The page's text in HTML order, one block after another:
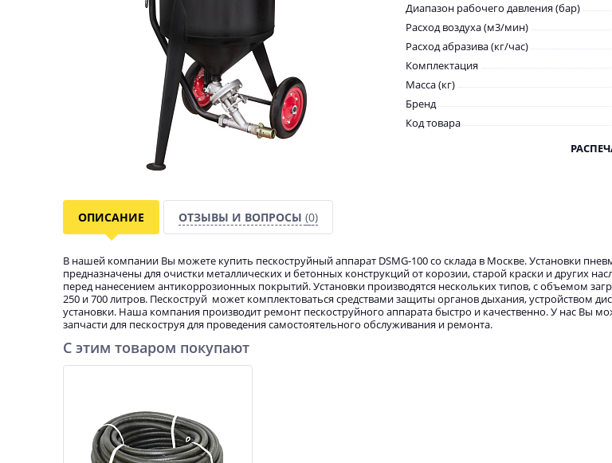
Диапазон рабочего давления (бар)
Расход воздуха (м3/мин)
Расход абразива (кг/час)
Комплектация
Масса (кг)
Бренд
Код товара
ОПИСАНИЕ ОТЗЫВЫ И ВОПРОСЫ (0)
В нашей компании Вы можете купить пескоструйный аппарат DSMG-100 со склада в Москве. Установки
предназначены для очистки металлических и бетонных конструкций от корозии, старой краски и других
перед нанесением антикоррозионных покрытий. Установки производятся нескольких типов, с объемом
250 и 700 литров. Пескоструй может комплектоваться средствами защиты органов дыхания, устройством
установки. Наша компания производит ремонт пескоструйного аппарата быстро и качественно. У нас Вы
запчасти для пескоструя для проведения самостоятельного обслуживания и ремонта.
С этим товаром покупают